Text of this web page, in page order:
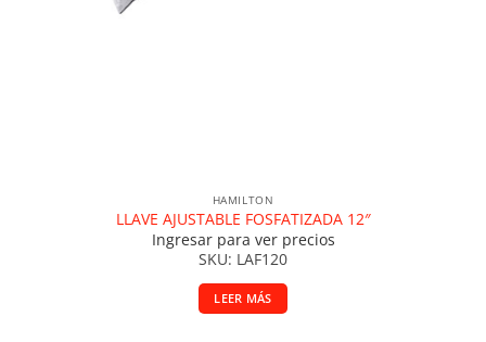
HAMILTON
LLAVE AJUSTABLE FOSFATIZADA 12″
Ingresar para ver precios
SKU: LAF120
LEER MÁS